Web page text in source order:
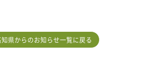
県からのお知らせ一覧に戻る